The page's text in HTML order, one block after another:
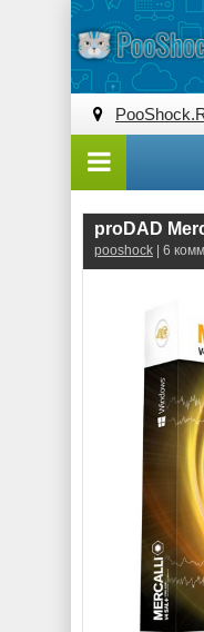
proDAD
pooshock | 6